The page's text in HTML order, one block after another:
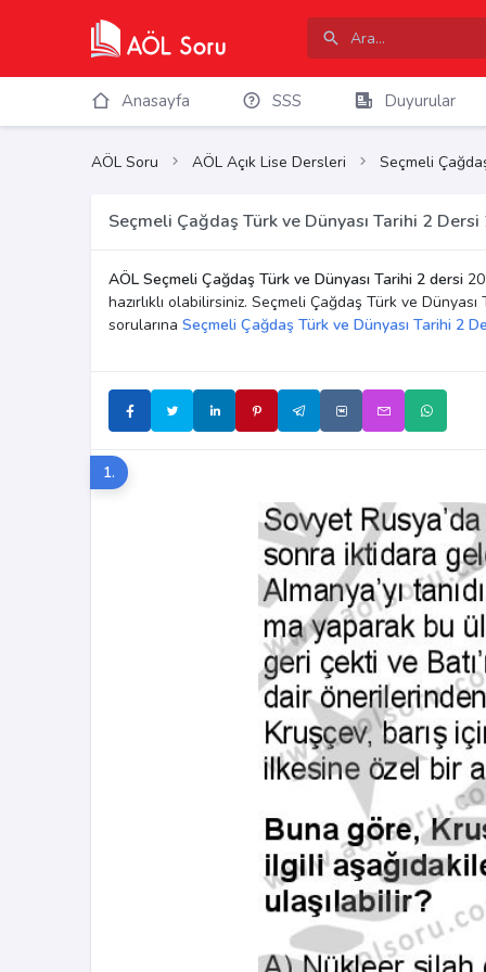
Anasayfa SSS Duyurular
AÖL Soru AÖL Açık Lise Dersleri Seçmeli
Seçmeli Çağdaş Türk ve Dünyası Tarihi 2
AÖL Seçmeli Çağdaş Türk ve Dünyası Tarihi 2 dersi
hazırlıklı olabilirsiniz. Seçmeli Çağdaş Türk ve
sorularına Seçmeli Çağdaş Türk ve Dünyası Tarihi 2
1.